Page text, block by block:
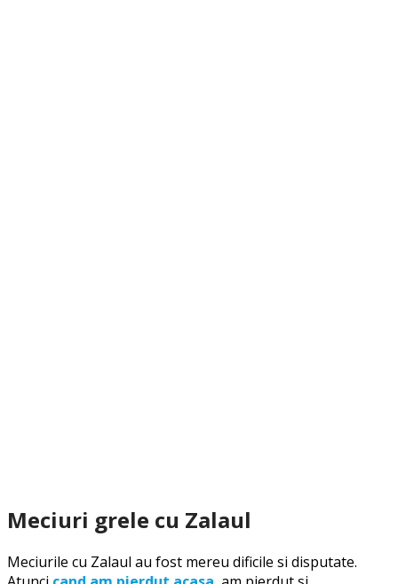
Meciuri grele cu Zalaul
Meciurile cu Zalaul au fost mereu dificile si disputate.